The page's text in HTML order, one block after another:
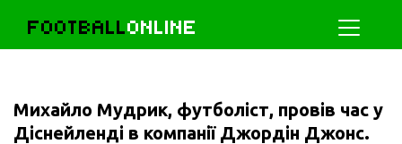
FOOTBALLONLINE
Михайло Мудрик, футболіст, провів час у
Діснейленді в компанії Джордін Джонс.